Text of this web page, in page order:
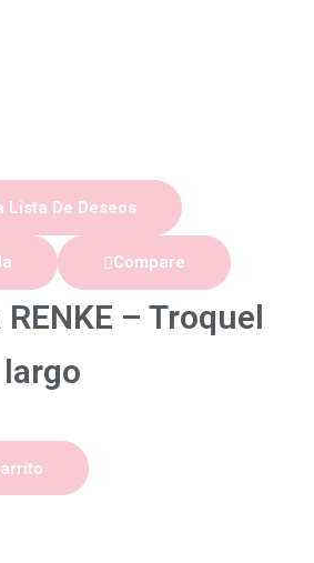
Lista De Deseos
Compare
– Troquel